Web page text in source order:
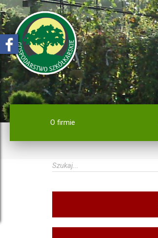
O firmie